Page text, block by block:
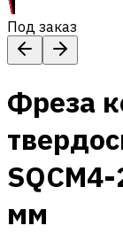
Под заказ
Фреза
мм